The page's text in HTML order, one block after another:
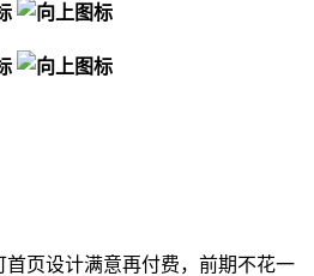
首页设计满意再付费，前期不花一